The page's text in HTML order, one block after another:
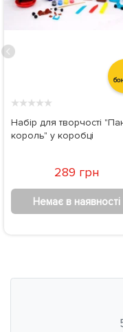
★★★★★
Набір для творчості
король" у коробці
289 грн
Немає в наявності